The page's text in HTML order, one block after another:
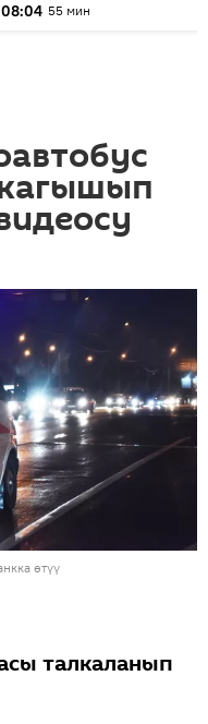
08:04 55 мин
өтүү
талкаланып